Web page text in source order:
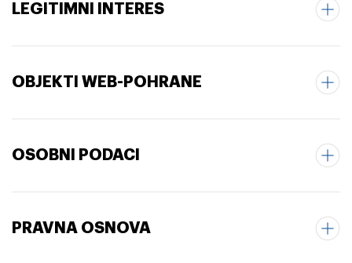
LEGITIMNI INTERES
OBJEKTI WEB-POHRANE
OSOBNI PODACI
PRAVNA OSNOVA